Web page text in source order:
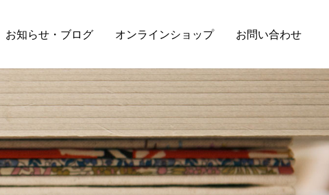
お知らせ・ブログ オンラインショップ お問い合わせ